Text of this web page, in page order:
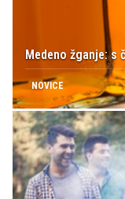
Medeno žganje: s
NOVICE